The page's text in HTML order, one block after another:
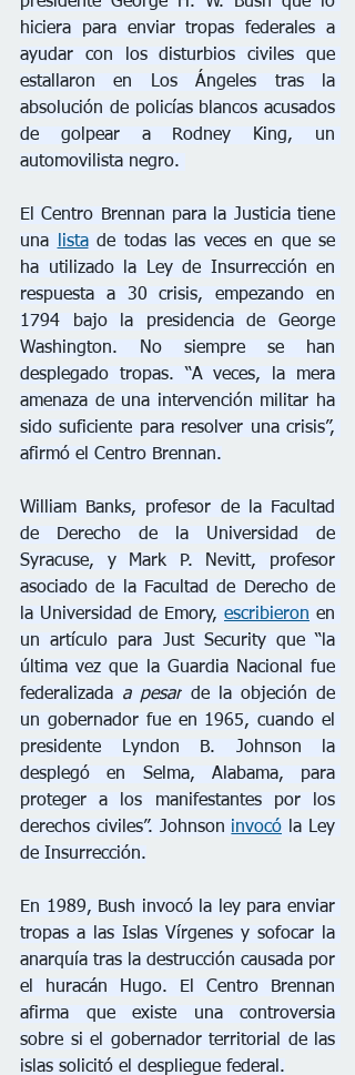
hiciera para enviar tropas federales a
ayudar con los disturbios civiles que
estallaron en Los Ángeles tras la
absolución de policías blancos acusados
de golpear a Rodney King, un
automovilista negro.
El Centro Brennan para la Justicia tiene
una lista de todas las veces en que se
ha utilizado la Ley de Insurrección en
respuesta a 30 crisis, empezando en
1794 bajo la presidencia de George
Washington. No siempre se han
desplegado tropas. “A veces, la mera
amenaza de una intervención militar ha
sido suficiente para resolver una crisis”,
afirmó el Centro Brennan.
William Banks, profesor de la Facultad
de Derecho de la Universidad de
Syracuse, y Mark P. Nevitt, profesor
asociado de la Facultad de Derecho de
la Universidad de Emory, escribieron en
un artículo para Just Security que “la
última vez que la Guardia Nacional fue
federalizada a pesar de la objeción de
un gobernador fue en 1965, cuando el
presidente Lyndon B. Johnson la
desplegó en Selma, Alabama, para
proteger a los manifestantes por los
derechos civiles”. Johnson invocó la Ley
de Insurrección.
En 1989, Bush invocó la ley para enviar
tropas a las Islas Vírgenes y sofocar la
anarquía tras la destrucción causada por
el huracán Hugo. El Centro Brennan
afirma que existe una controversia
sobre si el gobernador territorial de las
islas solicitó el despliegue federal.